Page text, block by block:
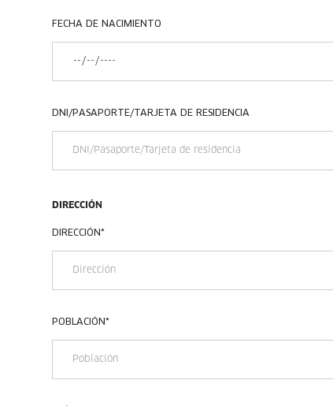
FECHA DE NACIMIENTO
DNI/PASAPORTE/TARJETA DE RESIDENCIA
DIRECCIÓN
DIRECCIÓN*
POBLACIÓN*